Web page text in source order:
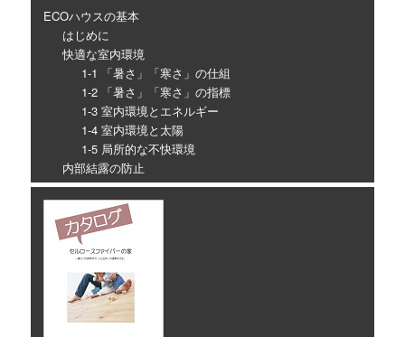
ECOハウスの基本
はじめに
快適な室内環境
1-1 「暑さ」「寒さ」の仕組
1-2 「暑さ」「寒さ」の指標
1-3 室内環境とエネルギー
1-4 室内環境と太陽
1-5 局所的な不快環境
内部結露の防止